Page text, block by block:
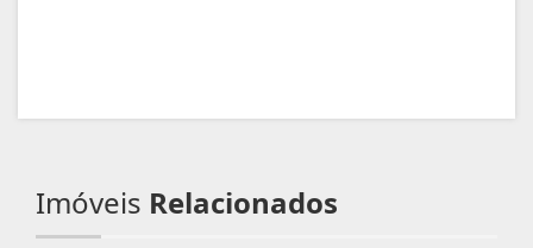
Imóveis Relacionados